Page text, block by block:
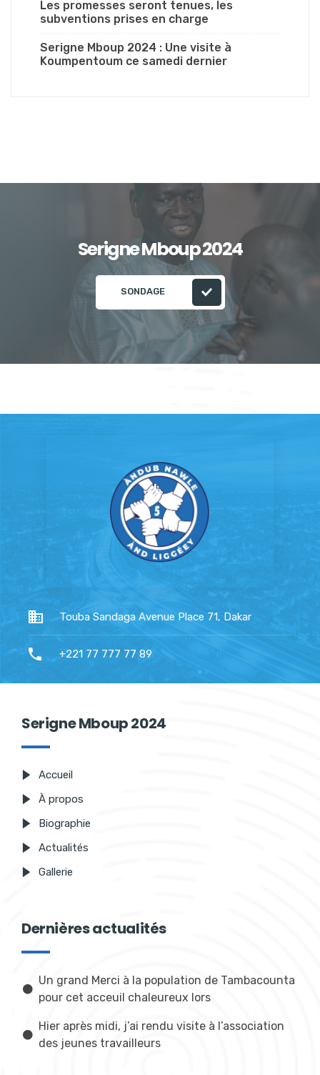
Les promesses seront tenues, les
subventions prises en charge
Serigne Mboup 2024 : Une visite à
Koumpentoum ce samedi dernier
Serigne Mboup 2024
SONDAGE
Touba Sandaga Avenue Place 71, Dakar
+221 77 777 77 89
Serigne Mboup 2024
Accueil
À propos
Biographie
Actualités
Gallerie
Dernières actualités
Un grand Merci à la population de Tambacounta
pour cet acceuil chaleureux lors
Hier après midi, j’ai rendu visite à l’association
des jeunes travailleurs